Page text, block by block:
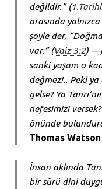
değildir.” (
arasında
şöyle der,
var.” (Vaiz 3:2)
sanki yaşam o
değmez!.. Peki
gelse? Ya
nefesimizi
önünde
Thomas Watson
İnsan aklında
bir sürü dini